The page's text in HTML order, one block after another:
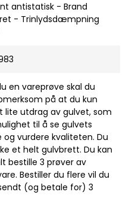
antistatisk - Brand
- Trinlydsdæmpning
en vareprøve skal du
på at du kun
lite utdrag av gulvet, som
til å se gulvets
og vurdere kvaliteten. Du
et helt gulvbrett. Du kan
bestille 3 prøver av
Bestiller du flere vil du
(og betale for) 3